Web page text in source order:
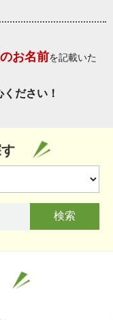
お名前を記載いた
ださい！
検索